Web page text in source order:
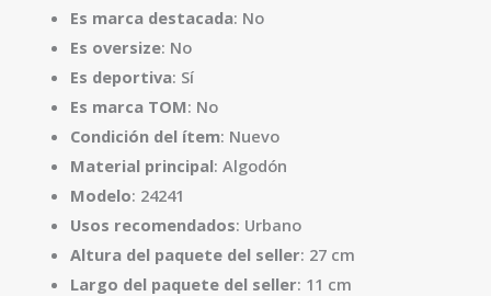
Es marca destacada: No
Es oversize: No
Es deportiva: Sí
Es marca TOM: No
Condición del ítem: Nuevo
Material principal: Algodón
Modelo: 24241
Usos recomendados: Urbano
Altura del paquete del seller: 27 cm
Largo del paquete del seller: 11 cm